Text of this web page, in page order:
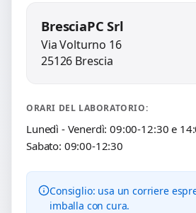
BresciaPC Srl
Via Volturno 16
25126 Brescia
ORARI DEL LABORATORIO:
Lunedì - Venerdì: 09:00-12:30 e
Sabato: 09:00-12:30
Consiglio: usa un corriere
imballa con cura.